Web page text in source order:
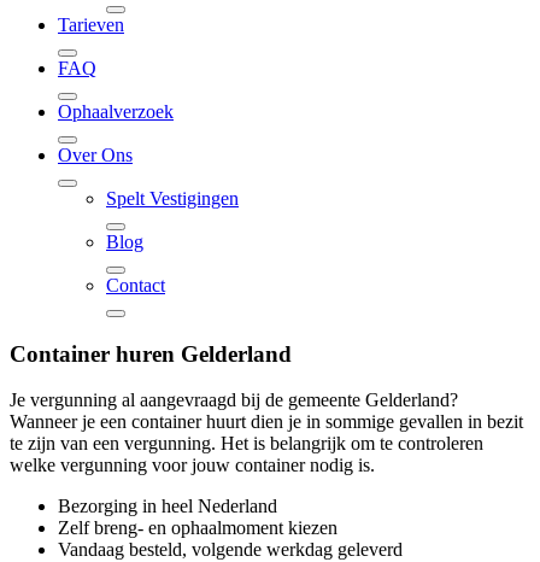
Tarieven
FAQ
Ophaalverzoek
Over Ons
Spelt Vestigingen
Blog
Contact
Container huren Gelderland
Je vergunning al aangevraagd bij de gemeente Gelderland?
Wanneer je een container huurt dien je in sommige gevallen in bezit
te zijn van een vergunning. Het is belangrijk om te controleren
welke vergunning voor jouw container nodig is.
Bezorging in heel Nederland
Zelf breng- en ophaalmoment kiezen
Vandaag besteld, volgende werkdag geleverd